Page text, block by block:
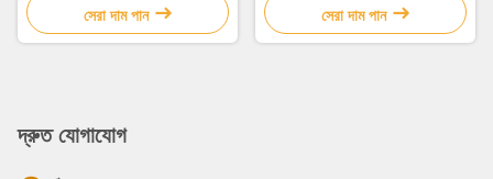
সেরা দাম পান
সেরা দাম পান
দ্রুত যোগাযোগ